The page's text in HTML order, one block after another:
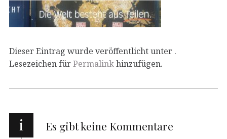
Dieser Eintrag wurde veröffentlicht unter .
Lesezeichen fürPermalinkhinzufügen.
i Es gibt keine Kommentare